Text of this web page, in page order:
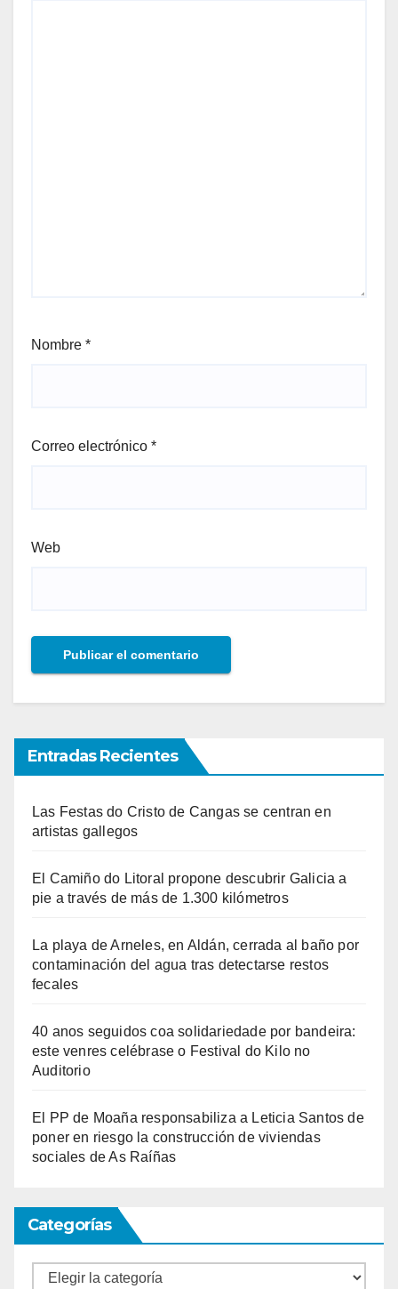
Nombre *
Correo electrónico *
Web
Entradas Recientes
Las Festas do Cristo de Cangas se centran en
artistas gallegos
El Camiño do Litoral propone descubrir Galicia a
pie a través de más de 1.300 kilómetros
La playa de Arneles, en Aldán, cerrada al baño por
contaminación del agua tras detectarse restos
fecales
40 anos seguidos coa solidariedade por bandeira:
este venres celébrase o Festival do Kilo no
Auditorio
El PP de Moaña responsabiliza a Leticia Santos de
poner en riesgo la construcción de viviendas
sociales de As Raíñas
Categorías
Categorías